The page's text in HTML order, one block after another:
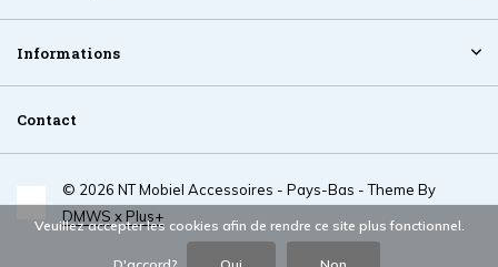
Informations
Contact
© 2026 NT Mobiel Accessoires - Pays-Bas - Theme By
DMWS x Plus+
Veuillez accepter les cookies afin de rendre ce site plus fonctionnel.